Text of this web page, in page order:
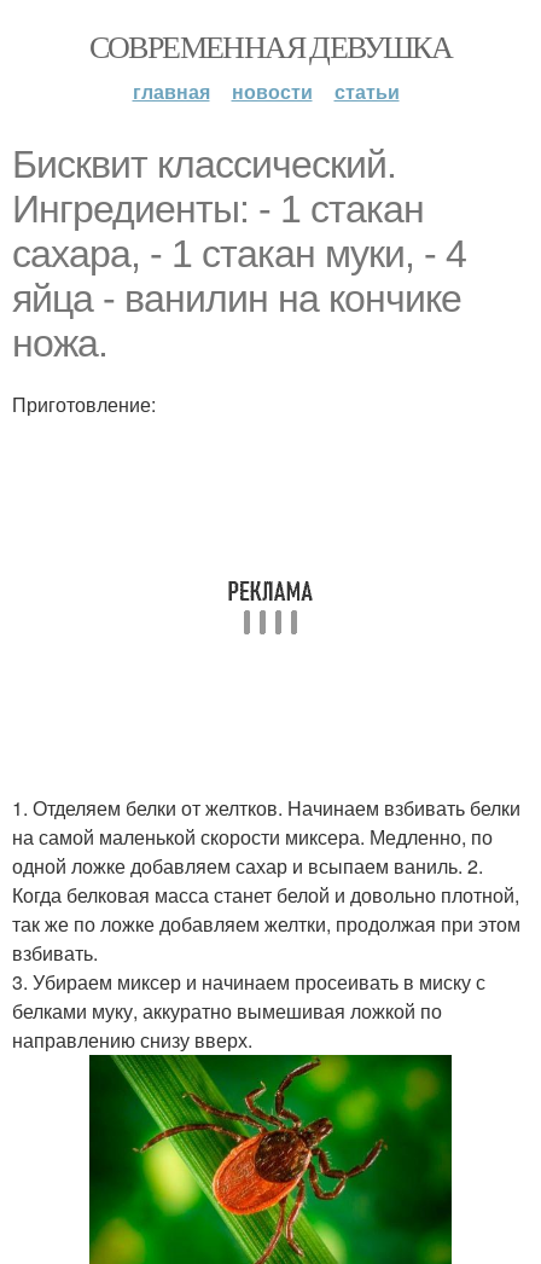
СОВРЕМЕННАЯ ДЕВУШКА
главная новости статьи
Бисквит классический.
Ингредиенты: - 1 стакан
сахара, - 1 стакан муки, - 4
яйца - ванилин на кончике
ножа.
Приготовление:
1. Отделяем белки от желтков. Начинаем взбивать белки
на самой маленькой скорости миксера. Медленно, по
одной ложке добавляем сахар и всыпаем ваниль. 2.
Когда белковая масса станет белой и довольно плотной,
так же по ложке добавляем желтки, продолжая при этом
взбивать.
3. Убираем миксер и начинаем просеивать в миску с
белками муку, аккуратно вымешивая ложкой по
направлению снизу вверх.